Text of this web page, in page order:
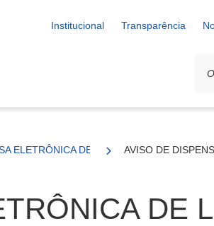
Institucional Transparência
ELETRÔNICA DE LICITAÇÃO nº. 39/2025
AVISO DE
DE